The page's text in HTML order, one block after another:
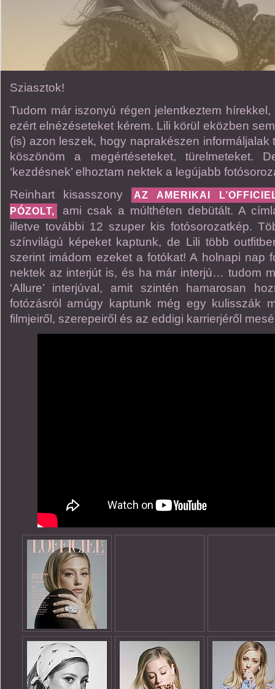
Sziasztok!
Tudom már iszonyú régen jelentkeztem
ezért elnézéseteket kérem. Lili körül eközben
(is) azon leszek, hogy naprakészen
köszönöm a megértéseteket, türelmeteket.
‘kezdésnek’ elhoztam nektek a legújabb
Reinhart kisasszony
AZ AMERIKAI
PÓZOLT,
ami csak a múlthéten debütált. A
illetve további 12 szuper kis fotósorozatkép.
színvilágú képeket kaptunk, de Lili több
szerint imádom ezeket a fotókat! A holnapi nap
nektek az interjút is, és ha már interjú… tudom
‘Allure’ interjúval, amit szintén hamarosan
fotózásról amúgy kaptunk még egy kulisszák
filmjeiről, szerepeiről és az eddigi karrierjéről